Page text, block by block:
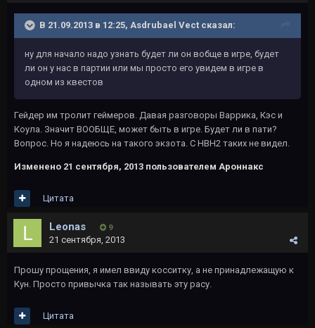
В 21.09.2013 в 12:25, Asdrubael Vect сказал:
ну для начало надо узнать будет ли он вобще в игре, будет
ли он у нас в партии или мы просто его увидем в игре в
одном из квестов
Гейдер им тролит геймеров. Давая разговоры Варрика, Кэс и
Коула. Значит ВООБЩЕ, может быть в игре. Будет ли в пати?
Вопрос. Но я надеюсь на такого экзота. С НВН2 таких не видел.
Изменено 21 сентября, 2013 пользователем Ароннакс
Цитата
Leonas 9
21 сентября, 2013
Прошу прощения, я имел ввиду косситку, а не принадлежащую к
Кун. Просто привычка так называть эту расу.
Цитата